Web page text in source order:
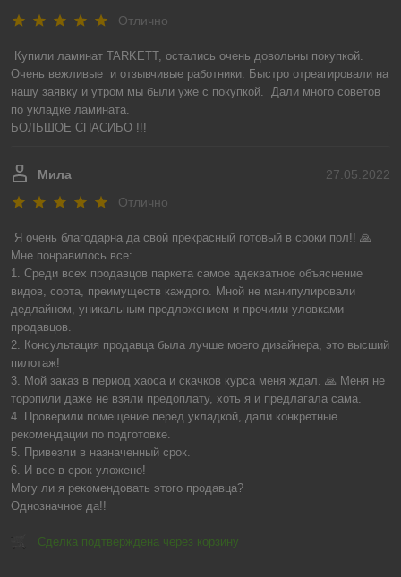
Отлично
Купили ламинат TARKETT, остались очень довольны покупкой.
Очень вежливые  и отзывчивые работники. Быстро отреагировали на
нашу заявку и утром мы были уже с покупкой.  Дали много советов
по укладке ламината.
БОЛЬШОЕ СПАСИБО !!!
27.05.2022
Мила
Отлично
Я очень благодарна да свой прекрасный готовый в сроки пол!! 🙏
Мне понравилось все:
1. Среди всех продавцов паркета самое адекватное объяснение
видов, сорта, преимуществ каждого. Мной не манипулировали
дедлайном, уникальным предложением и прочими уловками
продавцов.
2. Консультация продавца была лучше моего дизайнера, это высший
пилотаж!
3. Мой заказ в период хаоса и скачков курса меня ждал. 🙏 Меня не
торопили даже не взяли предоплату, хоть я и предлагала сама.
4. Проверили помещение перед укладкой, дали конкретные
рекомендации по подготовке.
5. Привезли в назначенный срок.
6. И все в срок уложено!
Могу ли я рекомендовать этого продавца?
Однозначное да!!
Сделка подтверждена через корзину